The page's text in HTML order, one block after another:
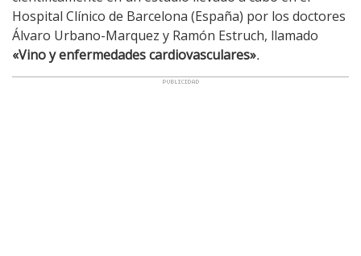
Hospital Clínico de Barcelona (España) por los doctores
Álvaro Urbano-Marquez y Ramón Estruch, llamado
«Vino y enfermedades cardiovasculares».